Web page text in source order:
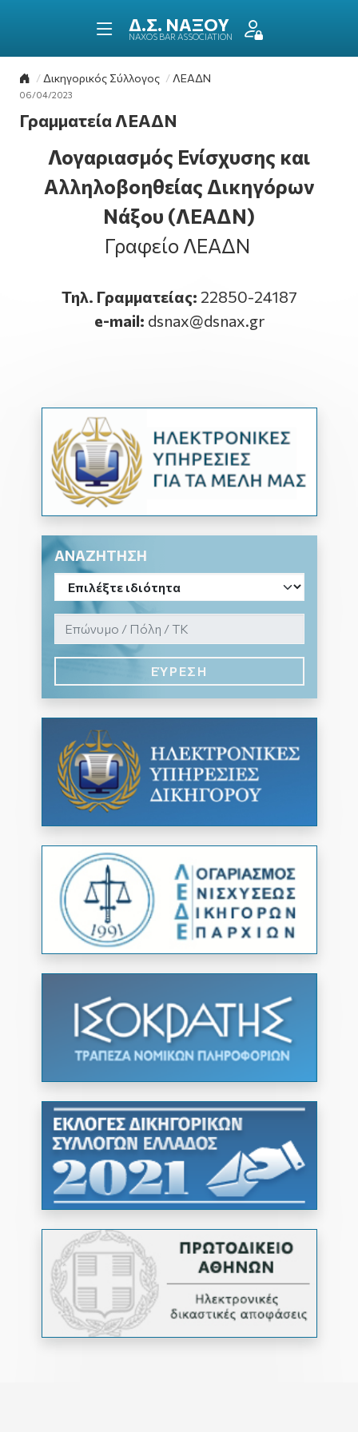
ΔΙΚΗΓΟΡΙΚΟΣ
ΝΑΞΟΥ
NAXOS BAR ASSOCIATION
Επιστροφή στην αρχική σελίδα
Δικηγορικός Σύλλογος ΛΕΑΔΝ
06/04/2023
Γραμματεία ΛΕΑΔΝ
Λογαριασμός Ενίσχυσης και
Αλληλοβοηθείας Δικηγόρων
Νάξου (ΛΕΑΔΝ)
Γραφείο ΛΕΑΔΝ
Τηλ. Γραμματείας: 22850-24187
e-mail: dsnax@dsnax.gr
ΑΝΑΖΗΤΗΣΗ
ΕΎΡΕΣΗ